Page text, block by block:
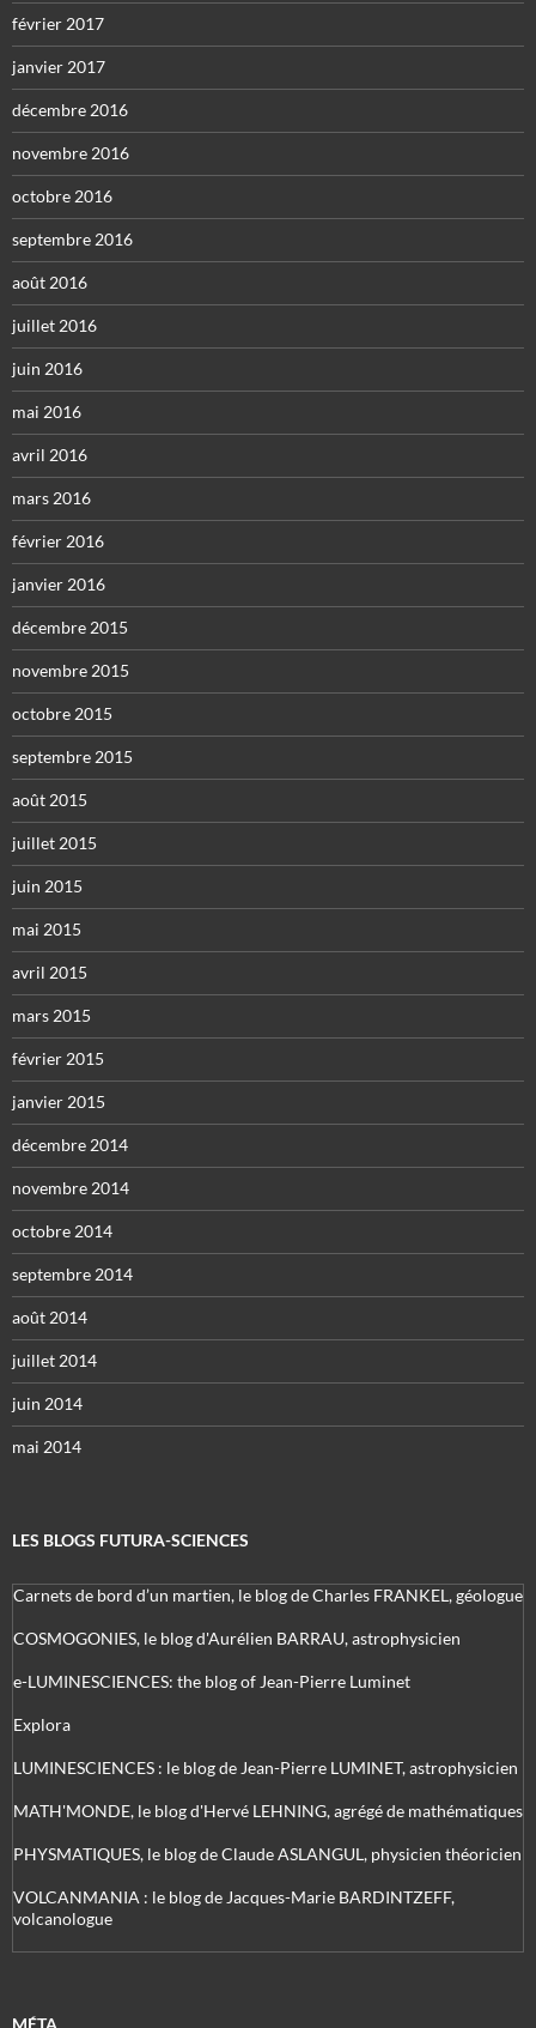
février 2017
janvier 2017
décembre 2016
novembre 2016
octobre 2016
septembre 2016
août 2016
juillet 2016
juin 2016
mai 2016
avril 2016
mars 2016
février 2016
janvier 2016
décembre 2015
novembre 2015
octobre 2015
septembre 2015
août 2015
juillet 2015
juin 2015
mai 2015
avril 2015
mars 2015
février 2015
janvier 2015
décembre 2014
novembre 2014
octobre 2014
septembre 2014
août 2014
juillet 2014
juin 2014
mai 2014
LES BLOGS FUTURA-SCIENCES
Carnets de bord d’un martien, le blog de Charles FRANKEL, géologue
COSMOGONIES, le blog d'Aurélien BARRAU, astrophysicien
e-LUMINESCIENCES: the blog of Jean-Pierre Luminet
Explora
LUMINESCIENCES : le blog de Jean-Pierre LUMINET, astrophysicien
MATH'MONDE, le blog d'Hervé LEHNING, agrégé de mathématiques
PHYSMATIQUES, le blog de Claude ASLANGUL, physicien théoricien
VOLCANMANIA : le blog de Jacques-Marie BARDINTZEFF,
volcanologue